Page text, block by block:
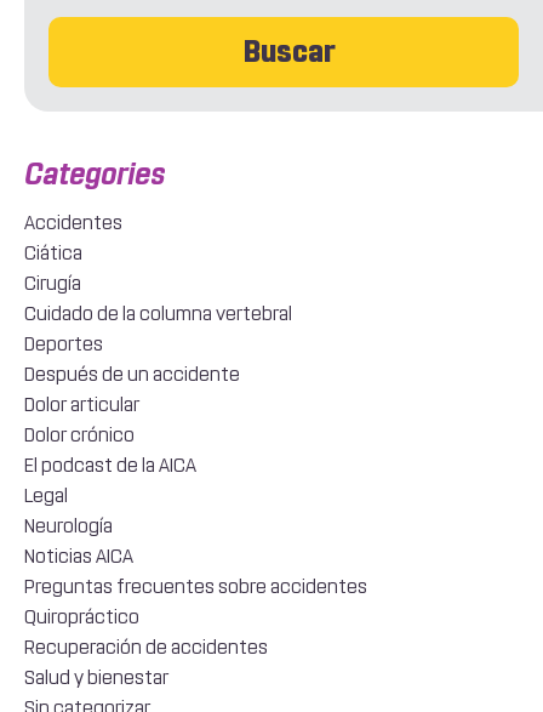
Buscar
Accidentes
Ciática
Cirugía
Cuidado de la columna vertebral
Deportes
Después de un accidente
Dolor articular
Dolor crónico
El podcast de la AICA
Legal
Neurología
Noticias AICA
Preguntas frecuentes sobre accidentes
Quiropráctico
Recuperación de accidentes
Salud y bienestar